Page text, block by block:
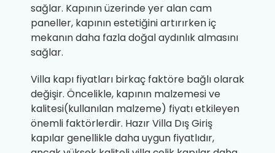
sağlar. Kapının üzerinde yer alan cam
paneller, kapının estetiğini artırırken iç
mekanın daha fazla doğal aydınlık almasını
sağlar.
Villa kapı fiyatları birkaç faktöre bağlı olarak
değişir. Öncelikle, kapının malzemesi ve
kalitesi(kullanılan malzeme) fiyatı etkileyen
önemli faktörlerdir. Hazır Villa Dış Giriş
kapılar genellikle daha uygun fiyatlıdır,